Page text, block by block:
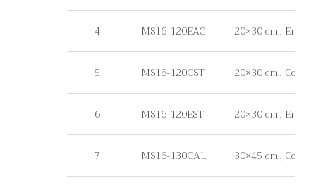
4 MS16-120EAC 20×30 cm.,
5 MS16-120CST 20×30 cm.,
6 MS16-120EST 20×30 cm.,
7 MS16-130CAL 30×45 cm.,